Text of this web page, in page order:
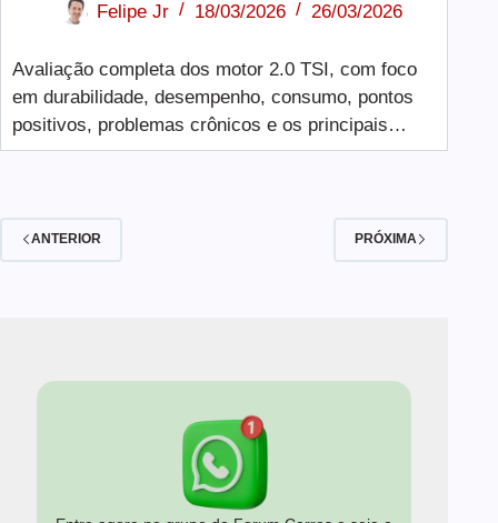
Felipe Jr 18/03/2026 26/03/2026
Avaliação completa dos motor 2.0 TSI, com foco
em durabilidade, desempenho, consumo, pontos
positivos, problemas crônicos e os principais…
ANTERIOR PRÓXIMA